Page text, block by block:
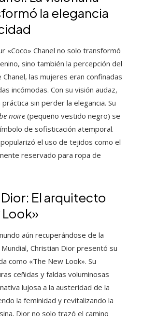
la elegancia
«Coco» Chanel no solo transformó
sino también la percepción del
las mujeres eran confinadas
incómodas. Con su visión audaz,
sin perder la elegancia. Su
noire(pequeño vestido negro) se
de sofisticación atemporal.
el uso de tejidos como el
reservado para ropa de
El arquitecto
aún recuperándose de la
Christian Dior presentó su
como «The New Look». Su
ceñidas y faldas voluminosas
lujosa a la austeridad de la
la feminidad y revitalizando la
Dior no solo trazó el camino